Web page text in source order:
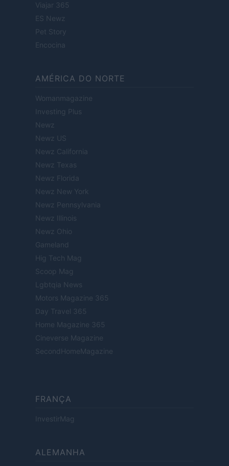
Viajar 365
ES Newz
Pet Story
Encocina
AMÉRICA DO NORTE
Womanmagazine
Investing Plus
Newz
Newz US
Newz California
Newz Texas
Newz Florida
Newz New York
Newz Pennsylvania
Newz Illinois
Newz Ohio
Gameland
Hig Tech Mag
Scoop Mag
Lgbtqia News
Motors Magazine 365
Day Travel 365
Home Magazine 365
Cineverse Magazine
SecondHomeMagazine
FRANÇA
InvestirMag
ALEMANHA